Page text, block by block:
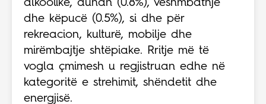
alkoolike, duhan (0.8%), veshmbathje
dhe këpucë (0.5%), si dhe për
rekreacion, kulturë, mobilje dhe
mirëmbajtje shtëpiake. Rritje më të
vogla çmimesh u regjistruan edhe në
kategoritë e strehimit, shëndetit dhe
energjisë.